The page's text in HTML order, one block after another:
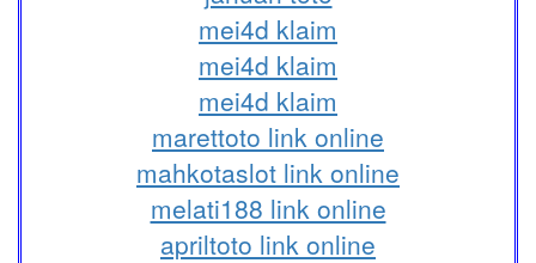
mei4d klaim
mei4d klaim
mei4d klaim
marettoto link online
mahkotaslot link online
melati188 link online
apriltoto link online